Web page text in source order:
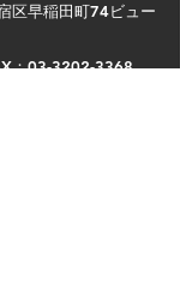
早稲田町74ビュー
：03-3202-3368